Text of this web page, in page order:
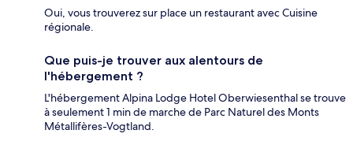
Oui, vous trouverez sur place un restaurant avec Cuisine
régionale.
Que puis-je trouver aux alentours de
l'hébergement ?
L'hébergement Alpina Lodge Hotel Oberwiesenthal se trouve
à seulement 1 min de marche de Parc Naturel des Monts
Métallifères-Vogtland.